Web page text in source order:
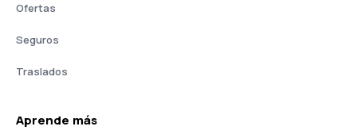
Ofertas
Seguros
Traslados
Aprende más